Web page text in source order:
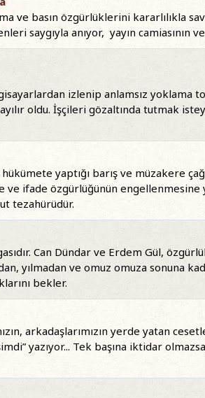
ve basın özgürlüklerini kararlılıkla
saygıyla anıyor, yayın camiasının
izlenip anlamsız yoklama
oldu. İşçileri gözaltında tutmak
yaptığı barış ve müzakere
ifade özgürlüğünün
tezahürüdür.
Can Dündar ve Erdem Gül,
yılmadan ve omuz omuza sonuna
bekler.
arkadaşlarımızın yerde yatan
yazıyor... Tek başına iktidar